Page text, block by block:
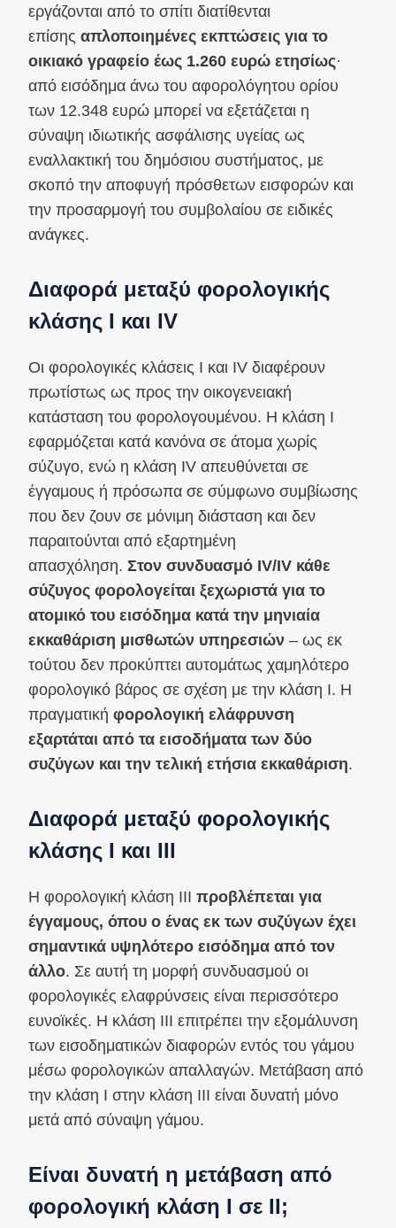
εργάζονται από το σπίτι διατίθενται
επίσης απλοποιημένες εκπτώσεις για το
οικιακό γραφείο έως 1.260 ευρώ ετησίως·
από εισόδημα άνω του αφορολόγητου ορίου
των 12.348 ευρώ μπορεί να εξετάζεται η
σύναψη ιδιωτικής ασφάλισης υγείας ως
εναλλακτική του δημόσιου συστήματος, με
σκοπό την αποφυγή πρόσθετων εισφορών και
την προσαρμογή του συμβολαίου σε ειδικές
ανάγκες.
Διαφορά μεταξύ φορολογικής
κλάσης Ι και IV
Οι φορολογικές κλάσεις Ι και IV διαφέρουν
πρωτίστως ως προς την οικογενειακή
κατάσταση του φορολογουμένου. Η κλάση Ι
εφαρμόζεται κατά κανόνα σε άτομα χωρίς
σύζυγο, ενώ η κλάση IV απευθύνεται σε
έγγαμους ή πρόσωπα σε σύμφωνο συμβίωσης
που δεν ζουν σε μόνιμη διάσταση και δεν
παραιτούνται από εξαρτημένη
απασχόληση. Στον συνδυασμό IV/IV κάθε
σύζυγος φορολογείται ξεχωριστά για το
ατομικό του εισόδημα κατά την μηνιαία
εκκαθάριση μισθωτών υπηρεσιών – ως εκ
τούτου δεν προκύπτει αυτομάτως χαμηλότερο
φορολογικό βάρος σε σχέση με την κλάση Ι. Η
πραγματική φορολογική ελάφρυνση
εξαρτάται από τα εισοδήματα των δύο
συζύγων και την τελική ετήσια εκκαθάριση.
Διαφορά μεταξύ φορολογικής
κλάσης Ι και ΙΙΙ
Η φορολογική κλάση ΙΙΙ προβλέπεται για
έγγαμους, όπου ο ένας εκ των συζύγων έχει
σημαντικά υψηλότερο εισόδημα από τον
άλλο. Σε αυτή τη μορφή συνδυασμού οι
φορολογικές ελαφρύνσεις είναι περισσότερο
ευνοϊκές. Η κλάση ΙΙΙ επιτρέπει την εξομάλυνση
των εισοδηματικών διαφορών εντός του γάμου
μέσω φορολογικών απαλλαγών. Μετάβαση από
την κλάση Ι στην κλάση ΙΙΙ είναι δυνατή μόνο
μετά από σύναψη γάμου.
Είναι δυνατή η μετάβαση από
φορολογική κλάση I σε II;